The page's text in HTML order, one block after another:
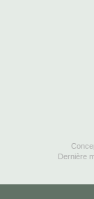
Dernière